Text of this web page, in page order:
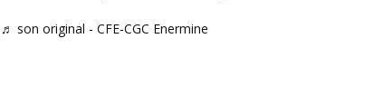
♬ son original - CFE-CGC Enermine